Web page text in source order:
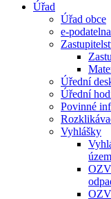
Úřad
Úřad obce
e-podatelna
Úřední
Úřední
Povinné
Vyhlášky
OZV